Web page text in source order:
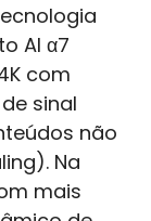
AI α7
com
sinal
não
Na
mais